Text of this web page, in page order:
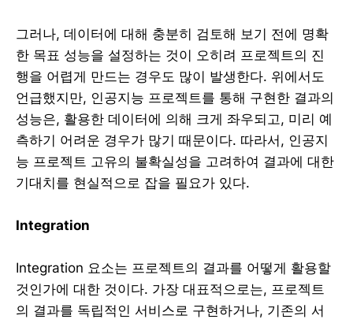
그러나, 데이터에 대해 충분히 검토해 보기 전에 명확
한 목표 성능을 설정하는 것이 오히려 프로젝트의 진
행을 어렵게 만드는 경우도 많이 발생한다. 위에서도
언급했지만, 인공지능 프로젝트를 통해 구현한 결과의
성능은, 활용한 데이터에 의해 크게 좌우되고, 미리 예
측하기 어려운 경우가 많기 때문이다. 따라서, 인공지
능 프로젝트 고유의 불확실성을 고려하여 결과에 대한
기대치를 현실적으로 잡을 필요가 있다.
Integration
Integration 요소는 프로젝트의 결과를 어떻게 활용할
것인가에 대한 것이다. 가장 대표적으로는, 프로젝트
의 결과를 독립적인 서비스로 구현하거나, 기존의 서